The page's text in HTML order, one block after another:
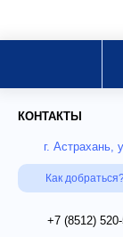
КОНТАКТЫ
г. Астрахань,
Как
+7 (8512)